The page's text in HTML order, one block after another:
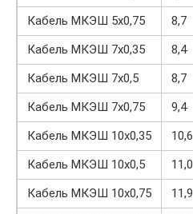
Кабель МКЭШ 5х0,75
8,7
Кабель МКЭШ 7х0,35
8,4
Кабель МКЭШ 7х0,5
8,7
Кабель МКЭШ 7х0,75
9,4
Кабель МКЭШ 10х0,35
10,6
Кабель МКЭШ 10х0,5
11,0
Кабель МКЭШ 10х0,75
11,9